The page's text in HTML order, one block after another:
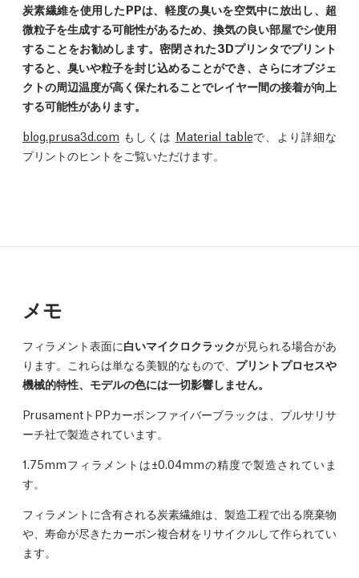
炭素繊維を使用したPPは、軽度の臭いを空気中に放出し、超
微粒子を生成する可能性があるため、換気の良い部屋でシ使用
することをお勧めします。密閉された3Dプリンタでプリント
すると、臭いや粒子を封じ込めることができ、さらにオブジェ
クトの周辺温度が高く保たれることでレイヤー間の接着が向上
する可能性があります。
blog.prusa3d.com もしくは Material tableで、より詳細な
プリントのヒントをご覧いただけます。
メモ
フィラメント表面に白いマイクロクラックが見られる場合があ
ります。これらは単なる美観的なもので、 プリントプロセスや
機械的特性、モデルの色には一切影響しません。
PrusamentトPPカーボンファイバーブラックは、プルサリサ
ーチ社で製造されています。
1.75mmフィラメントは±0.04mmの精度で製造されていま
す。
フィラメントに含有される炭素繊維は、製造工程で出る廃棄物
や、寿命が尽きたカーボン複合材をリサイクルして作られてい
ます。